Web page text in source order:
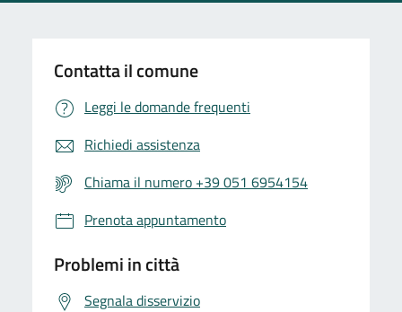
Contatta il comune
Leggi le domande frequenti
Richiedi assistenza
Chiama il numero +39 051 6954154
Prenota appuntamento
Problemi in città
Segnala disservizio